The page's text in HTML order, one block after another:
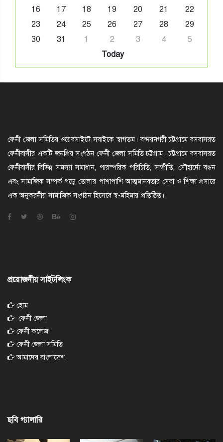
16
17 18 19 20 21
22
23
24 25 26 27 28
29
30
31 1 2 3 4
5
Today
ফেনী জেলা সমিতির ওয়েবসাইটে সবাইকে স্বাগতম। বন্দরনগরী চট্টগ্রামে বসবাসরত
ফেনীবাসীর একটি জনপ্রিয় সংগঠন ফেনী জেলা সমিতি চট্টগ্রাম। চট্টগ্রামে বসবাসরত
ফেনীবাসীর বিভিন্ন সমস্যা সমাধান, পারস্পরিক পরিচিতি, সম্প্রীতি, সৌহার্দ্যে বন্ধন
এবং সামাজিক সম্পর্ক গড়ে তোলার পাশাপাশি আত্মমানবতার সেবা ও শিক্ষা প্রসারে
এক অনুকরনীয় সামাজিক সংগঠন হিসেবে স্ব-মহিমায় প্রতিষ্ঠিত।
প্রয়োজনীয় সাইটলিংক
হোম
ফেনী জেলা
ফেনী কলেজ
ফেনী জেলা সমিতি
আমাদের বাংলাদেশ
ছবি গ্যালারি